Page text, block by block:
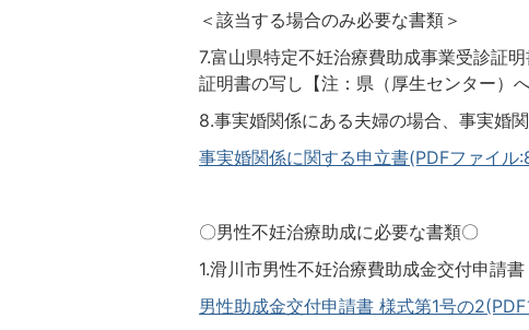
＜該当する場合のみ必要な書類＞
7.富山県特定不妊治療費助成事業受診証
証明書の写し【注：県（厚生センター）
8.事実婚関係にある夫婦の場合、事実婚
事実婚関係に関する申立書(PDFファイル
〇男性不妊治療助成に必要な書類〇
1.滑川市男性不妊治療費助成金交付申請書
男性助成金交付申請書 様式第1号の